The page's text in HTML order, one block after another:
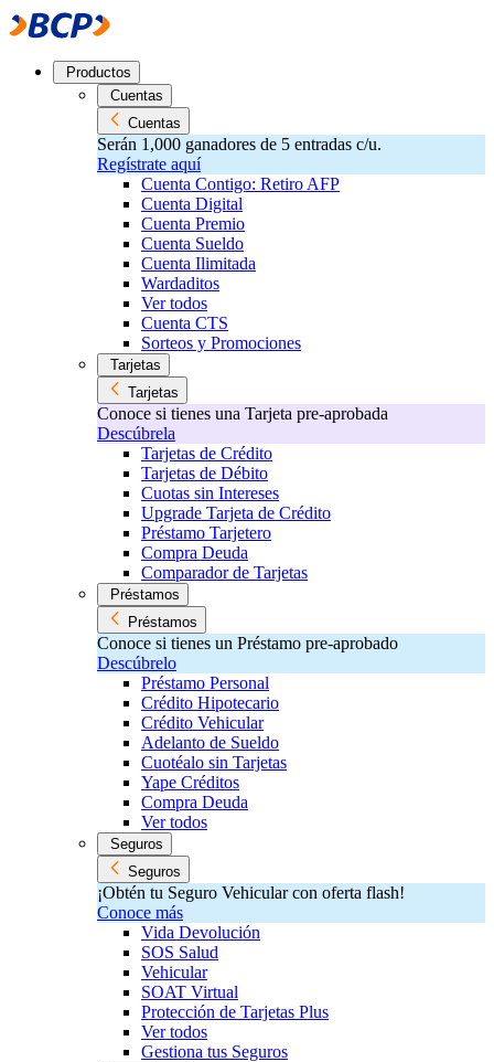
Productos
Cuentas
Cuentas
Serán 1,000 ganadores de 5 entradas c/u.
Regístrate aquí
Cuenta Contigo: Retiro AFP
Cuenta Digital
Cuenta Premio
Cuenta Sueldo
Cuenta Ilimitada
Wardaditos
Ver todos
Cuenta CTS
Sorteos y Promociones
Tarjetas
Tarjetas
Conoce si tienes una Tarjeta pre-aprobada
Descúbrela
Tarjetas de Crédito
Tarjetas de Débito
Cuotas sin Intereses
Upgrade Tarjeta de Crédito
Préstamo Tarjetero
Compra Deuda
Comparador de Tarjetas
Préstamos
Préstamos
Conoce si tienes un Préstamo pre-aprobado
Descúbrelo
Préstamo Personal
Crédito Hipotecario
Crédito Vehicular
Adelanto de Sueldo
Cuotéalo sin Tarjetas
Yape Créditos
Compra Deuda
Ver todos
Seguros
Seguros
¡Obtén tu Seguro Vehicular con oferta flash!
Conoce más
Vida Devolución
SOS Salud
Vehicular
SOAT Virtual
Protección de Tarjetas Plus
Ver todos
Gestiona tus Seguros